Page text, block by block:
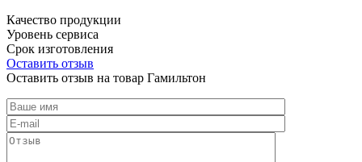
Качество продукции
Уровень сервиса
Срок изготовления
Оставить отзыв
Оставить отзыв на товар Гамильтон